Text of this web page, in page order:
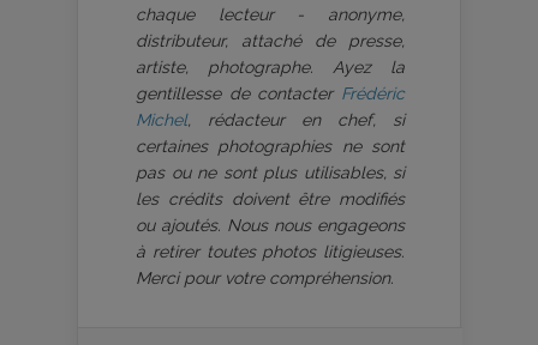
chaque lecteur - anonyme,
distributeur, attaché de presse,
artiste, photographe. Ayez la
gentillesse de contacter Frédéric
Michel, rédacteur en chef, si
certaines photographies ne sont
pas ou ne sont plus utilisables, si
les crédits doivent être modifiés
ou ajoutés. Nous nous engageons
à retirer toutes photos litigieuses.
Merci pour votre compréhension.